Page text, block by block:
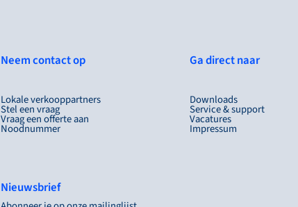
Neem contact op
Lokale verkooppartners
Stel een vraag
Vraag een offerte aan
Noodnummer
Ga direct naar
Downloads
Service & support
Vacatures
Impressum
Nieuwsbrief